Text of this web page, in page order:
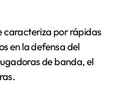
caracteriza por rápidas
en la defensa del
de banda, el